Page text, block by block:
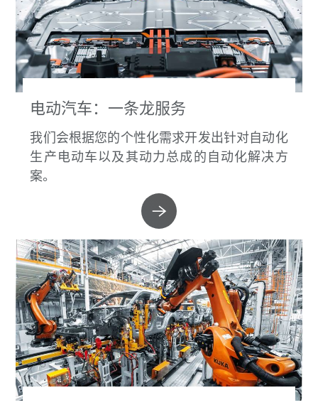
电动汽车：一条龙服务
我们会根据您的个性化需求开发出针对自动化
生产电动车以及其动力总成的自动化解决方
案。